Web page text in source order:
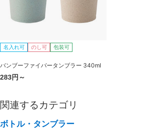
名入れ可 のし可 包装可
バンブーファイバータンブラー 340ml
283円～
関連するカテゴリ
ボトル・タンブラー